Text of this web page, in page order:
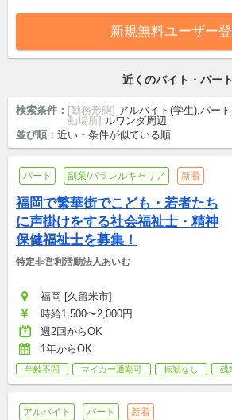
新規無料ユーザー
近くのバイト・パート
検索条件： [勤務形態] アルバイト(学生),パー
動場所] ルワンダ周辺
並び順： 近い・条件が似ている順
パート 副業/パラレルキャリア 新着
福岡で繁華街でこども・若者たち
に声掛けをする社会福祉士・精神
保健福祉士を募集！
特定非営利活動法人あいむ
福岡 [久留米市]
時給1,500〜2,000円
週2回からOK
1年からOK
年齢不問 マイカー通勤可 転勤なし 残
アルバイト パート 新着